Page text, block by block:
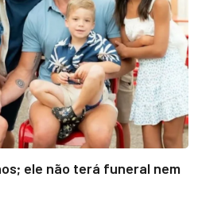
ele não terá funeral nem